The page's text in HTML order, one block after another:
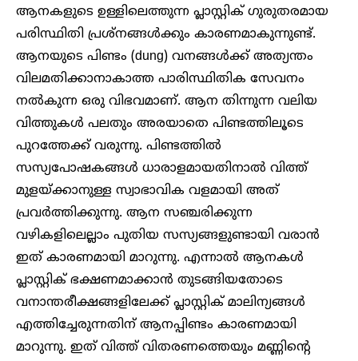
ആനകളുടെ ഉള്ളിലെത്തുന്ന പ്ലാസ്റ്റിക് ഗുരുതരമായ
പരിസ്ഥിതി പ്രശ്നങ്ങൾക്കും കാരണമാകുന്നുണ്ട്.
ആനയുടെ പിണ്ടം (dung) വനങ്ങൾക്ക് അത്യന്തം
വിലമതിക്കാനാകാത്ത പാരിസ്ഥിതിക സേവനം
നൽകുന്ന ഒരു വിഭവമാണ്. ആന തിന്നുന്ന വലിയ
വിത്തുകൾ പലതും അരയാതെ പിണ്ടത്തിലൂടെ
പുറത്തേക്ക് വരുന്നു. പിണ്ടത്തിൽ
സസ്യപോഷകങ്ങൾ ധാരാളമായതിനാൽ വിത്ത്
മുളയ്ക്കാനുള്ള സ്വാഭാവിക വളമായി അത്
പ്രവർത്തിക്കുന്നു. ആന സഞ്ചരിക്കുന്ന
വഴികളിലെല്ലാം പുതിയ സസ്യങ്ങളുണ്ടായി വരാൻ
ഇത് കാരണമായി മാറുന്നു. എന്നാൽ ആനകൾ
പ്ലാസ്റ്റിക് ഭക്ഷണമാക്കാൻ തുടങ്ങിയതോടെ
വനാന്തരീക്ഷങ്ങളിലേക്ക് പ്ലാസ്റ്റിക് മാലിന്യങ്ങൾ
എത്തിച്ചേരുന്നതിന് ആനപ്പിണ്ടം കാരണമായി
മാറുന്നു. ഇത് വിത്ത് വിതരണത്തെയും മണ്ണിന്റെ